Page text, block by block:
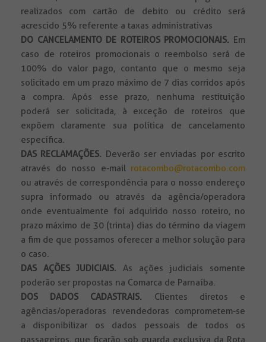
realizados com cartão de debito ou crédito será
acrescido 5% referente a taxas administrativas
DO CANCELAMENTO DE ROTEIROS PROMOCIONAIS. Em
caso de roteiros promocionais o reembolso será de
100% do valor pago, contanto que o mesmo seja
solicitado em um prazo máximo de 7 dias corridos após
a compra. Após esse prazo, nenhuma restituição
poderá ser solicitada, à exceção de roteiros que
expõem claramente sua política de cancelamento
específica.
DAS RECLAMAÇÕES. Deverão ser enviadas por escrito
através do nosso e-mail rotacombo@rotacombo.com
ou através de correspondência para o nosso endereço
supra informado ou através da agência/operadora
onde eventualmente foi adquirido nosso roteiro, no
prazo máximo de 30 (trinta) dias do término da viagem
a fim de que possamos oferecer a melhor solução para
o caso.
DAS AÇÕES JUDICIAIS. As ações judiciais somente
poderão ser propostas na Comarca de Parnaíba.
DOS DADOS CADASTRAIS. Clientes diretos e
agências/operadoras revendedoras comprometem-se
a disponibilizar os dados pessoais de todos os
passageiros, que ficarão sob guarda exclusiva da Rota